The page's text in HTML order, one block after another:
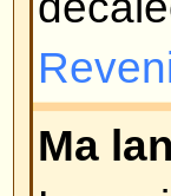
Facile,
du